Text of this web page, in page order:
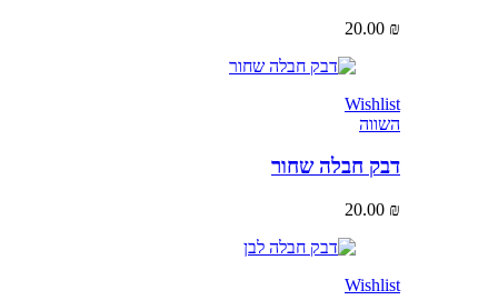
20.00
Wishlist
דבק חבלה שחור
20.00
Wishlist